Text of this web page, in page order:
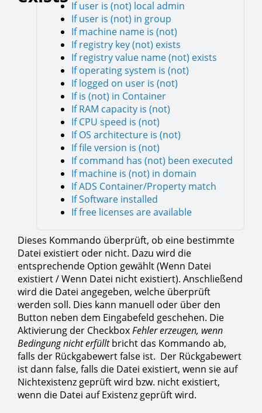
If user is (not) local admin
If user is (not) in group
If machine name is (not)
If registry key (not) exists
If registry value name (not) exists
If operating system is (not)
If logged on user is (not)
If is (not) in Container
If RAM capacity is (not)
If CPU speed is (not)
If OS architecture is (not)
If file version is (not)
If command has (not) been executed
If machine is (not) in domain
If ADS Container/Property match
If Software installed
If free licenses are available
Dieses Kommando überprüft, ob eine bestimmte
Datei existiert oder nicht. Dazu wird die
entsprechende Option gewählt (Wenn Datei
existiert / Wenn Datei nicht existiert). Anschließend
wird die Datei angegeben, welche überprüft
werden soll. Dies kann manuell oder über den
Button neben dem Eingabefeld geschehen. Die
Aktivierung der CheckboxFehler erzeugen, wenn
Bedingung nicht erfülltbricht das Kommando ab,
falls der Rückgabewert false ist. Der Rückgabewert
ist dann false, falls die Datei existiert, wenn sie auf
Nichtexistenz geprüft wird bzw. nicht existiert,
wenn die Datei auf Existenz geprüft wird.